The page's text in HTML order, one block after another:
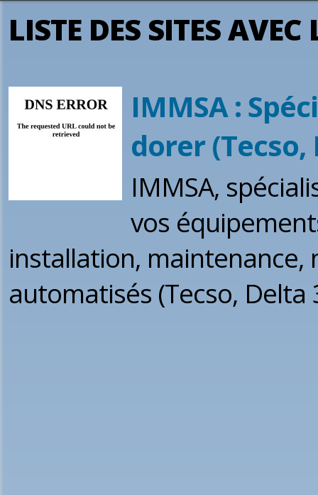
LISTE DES SITES
IMMSA :
dorer
IMMSA,
vos
installation, maintenance,
automatisés (Tecso, Delta